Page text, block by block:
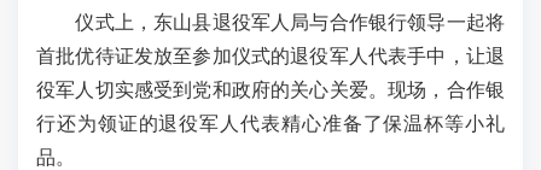
仪式上，东山县退役军人局与合作银行领导一起将
首批优待证发放至参加仪式的退役军人代表手中，让退
役军人切实感受到党和政府的关心关爱。现场，合作银
行还为领证的退役军人代表精心准备了保温杯等小礼
品。